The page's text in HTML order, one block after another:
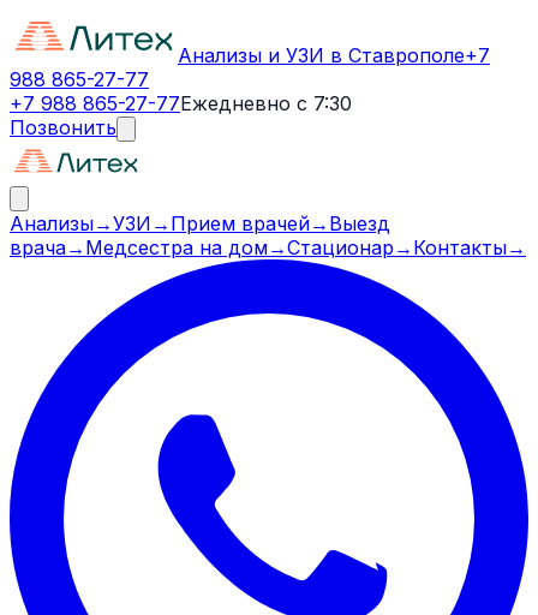
Анализы и УЗИ в Ставрополе+7
988 865-27-77
+7 988 865-27-77Ежедневно с 7:30
Позвонить
Анализы→УЗИ → Прием врачей→ Выезд
врача→ Медсестра на дом→Стационар → Контакты→